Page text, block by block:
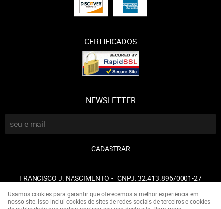
CERTIFICADOS
NEWSLETTER
CADASTRAR
FRANCISCO J. NASCIMENTO CNPJ: 32.413.896/0001-27
Usamos cookies para garantir que oferecemos a melhor experiência em
nosso site. Isso inclui cookies de sites de redes sociais de terceiros e cookies